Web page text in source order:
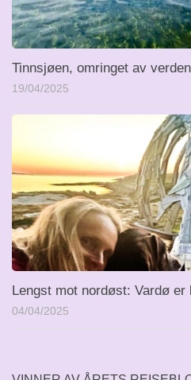
Tinnsjøen, omringet av
19/04/2025
Lengst mot nordøst: Vardø
04/04/2025